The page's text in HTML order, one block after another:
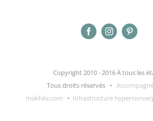
Copyright 2010 - 2016 À tous les
Tous droits réservés •
makhila.com • Infrastructure